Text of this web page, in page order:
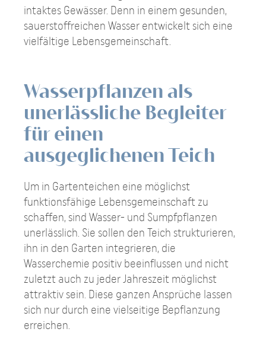
intaktes Gewässer. Denn in einem gesunden,
sauerstoffreichen Wasser entwickelt sich eine
vielfältige Lebensgemeinschaft.
Wasserpflanzen als
unerlässliche Begleiter
für einen
ausgeglichenen Teich
Um in Gartenteichen eine möglichst
funktionsfähige Lebensgemeinschaft zu
schaffen, sind Wasser- und Sumpfpflanzen
unerlässlich. Sie sollen den Teich strukturieren,
ihn in den Garten integrieren, die
Wasserchemie positiv beeinflussen und nicht
zuletzt auch zu jeder Jahreszeit möglichst
attraktiv sein. Diese ganzen Ansprüche lassen
sich nur durch eine vielseitige Bepflanzung
erreichen.